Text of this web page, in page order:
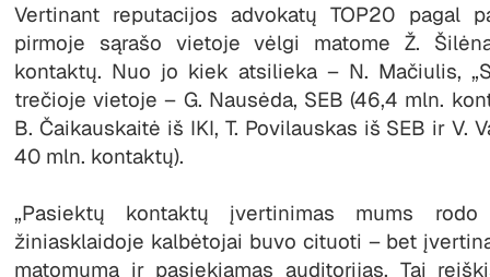
Vertinant reputacijos advokatų TOP20 pagal
pirmoje sąrašo vietoje vėlgi matome Ž.
kontaktų. Nuo jo kiek atsilieka – N. Mačiulis,
trečioje vietoje – G. Nausėda, SEB (46,4 mln.
B. Čaikauskaitė iš IKI, T. Povilauskas iš SEB ir V.
40 mln. kontaktų).
„Pasiektų kontaktų įvertinimas mums
žiniasklaidoje kalbėtojai buvo cituoti – bet
matomumą ir pasiekiamas auditorijas. Tai